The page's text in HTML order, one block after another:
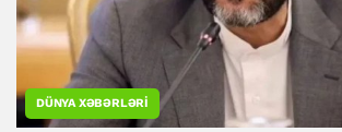
DÜNYA XƏBƏRLƏRI